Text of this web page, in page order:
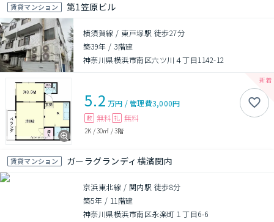
賃貸マンション 第1笠原ビル
横須賀線 / 東戸塚駅 徒歩27分
築39年 / 3階建
神奈川県横浜市南区六ツ川４丁目1142-12
5.2 万円 /管理費3,000円
敷 無料 礼 無料
2K /30㎡ /3階
賃貸マンション ガーラグランディ横濱関内
京浜東北線 / 関内駅 徒歩8分
築5年 / 11階建
神奈川県横浜市南区永楽町１丁目6-6